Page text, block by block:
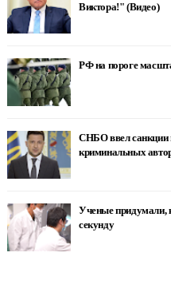
Виктора!" (Видео)
РФ на пороге
СНБО ввел санкции
криминальных
Ученые придумали,
секунду